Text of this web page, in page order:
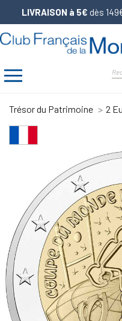
LIVRAISON à 5€ dès
Trésor du Patrimoine 2